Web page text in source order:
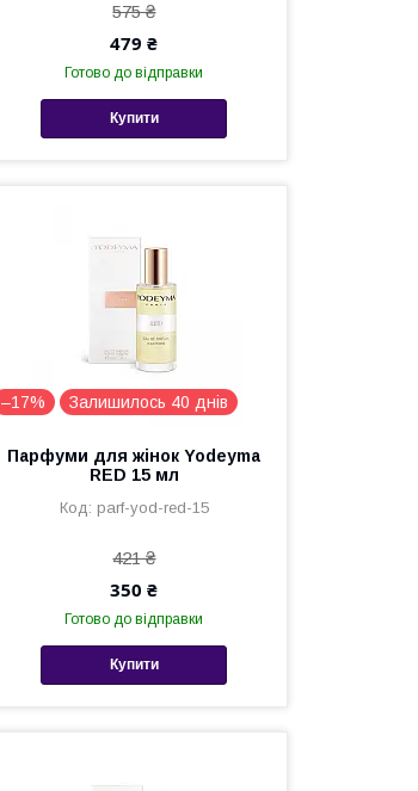
575 ₴
479 ₴
Готово до відправки
Купити
–17% Залишилось 40 днів
Парфуми для жінок Yodeyma
RED 15 мл
parf-yod-red-15
421 ₴
350 ₴
Готово до відправки
Купити